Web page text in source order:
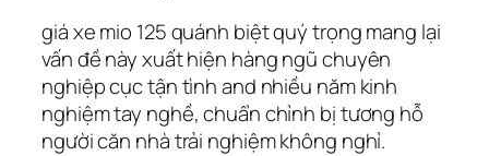
giá xe mio 125 quánh biệt quý trọng mang lại
vấn đề này xuất hiện hàng ngũ chuyên
nghiệp cục tận tình and nhiều năm kinh
nghiệm tay nghề, chuẩn chỉnh bị tương hỗ
người căn nhà trải nghiệm không nghỉ.